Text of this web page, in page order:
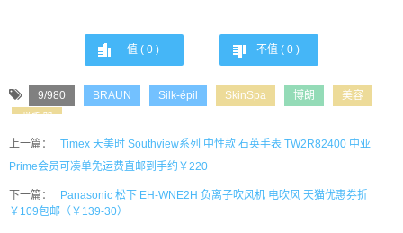
值 ( 0 ) 不值 ( 0 )
9/980 BRAUN Silk-épil SkinSpa 博朗
美容
脱毛器
上一篇：
Timex 天美时 Southview系列 中性款 石英手表 TW2R82400 中亚
Prime会员可凑单免运费直邮到手约￥220
下一篇：
Panasonic 松下 EH-WNE2H 负离子吹风机 电吹风 天猫优惠券折
￥109包邮（￥139-30）